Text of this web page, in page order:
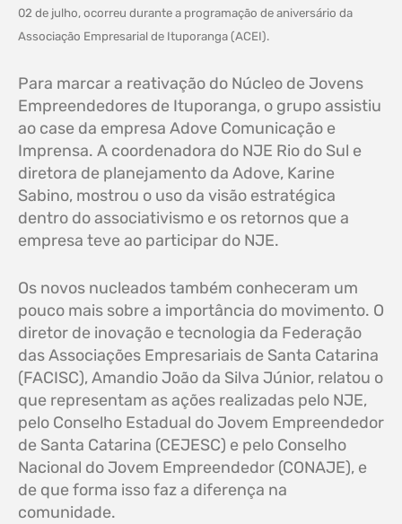
02 de julho, ocorreu durante a programação de aniversário da
Associação Empresarial de Ituporanga (ACEI).
Para marcar a reativação do Núcleo de Jovens
Empreendedores de Ituporanga, o grupo assistiu
ao case da empresa Adove Comunicação e
Imprensa. A coordenadora do NJE Rio do Sul e
diretora de planejamento da Adove, Karine
Sabino, mostrou o uso da visão estratégica
dentro do associativismo e os retornos que a
empresa teve ao participar do NJE.
Os novos nucleados também conheceram um
pouco mais sobre a importância do movimento. O
diretor de inovação e tecnologia da Federação
das Associações Empresariais de Santa Catarina
(FACISC), Amandio João da Silva Júnior, relatou o
que representam as ações realizadas pelo NJE,
pelo Conselho Estadual do Jovem Empreendedor
de Santa Catarina (CEJESC) e pelo Conselho
Nacional do Jovem Empreendedor (CONAJE), e
de que forma isso faz a diferença na
comunidade.